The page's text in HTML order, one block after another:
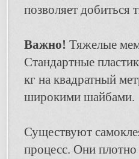
позволяет
Важно! Тяжелые
Стандартные
кг на квадратный
широкими шайбами.
Существуют
процесс. Они